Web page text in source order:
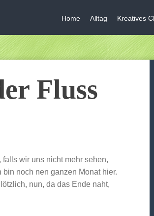
Home Alltag Kreatives
Fluss
wir uns nicht mehr sehen,
noch nen ganzen Monat hier.
nun, da das Ende naht,